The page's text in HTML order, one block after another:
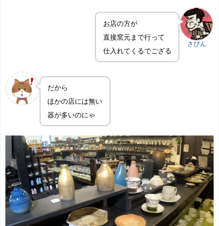
さびん
お店の方が
直接窯元まで行って
仕入れてくるでござる
だから
ほかの店には無い
器が多いのにゃ